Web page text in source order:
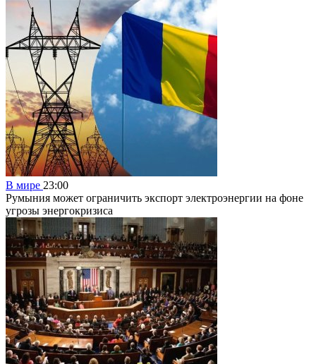
В мире 23:00
Румыния может ограничить экспорт электроэнергии на фоне
угрозы энергокризиса